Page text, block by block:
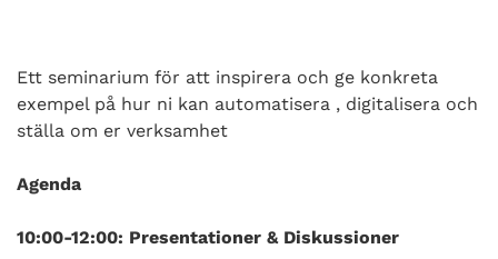
Ett seminarium för att inspirera och ge konkreta
exempel på hur ni kan automatisera , digitalisera och
ställa om er verksamhet
Agenda
10:00-12:00: Presentationer & Diskussioner